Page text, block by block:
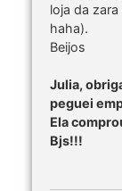
loja da
haha).
Beijos
Julia,
peguei
Ela
Bjs!!!